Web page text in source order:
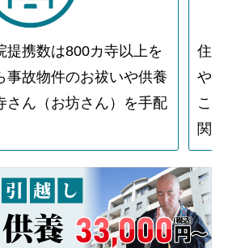
提携数は800カ寺以上を
事故物件のお祓いや供養
さん（お坊さん）を手配
住
や
こ
関